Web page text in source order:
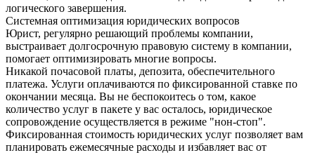
логического завершения.
Системная оптимизация юридических вопросов
Юрист, регулярно решающий проблемы компании,
выстраивает долгосрочную правовую систему в компании,
помогает оптимизировать многие вопросы.
Никакой почасовой платы, депозита, обеспечительного
платежа. Услуги оплачиваются по фиксированной ставке по
окончании месяца. Вы не беспокоитесь о том, какое
количество услуг в пакете у вас осталось, юридическое
сопровождение осуществляется в режиме "нон-стоп".
Фиксированная стоимость юридических услуг позволяет вам
планировать ежемесячные расходы и избавляет вас от